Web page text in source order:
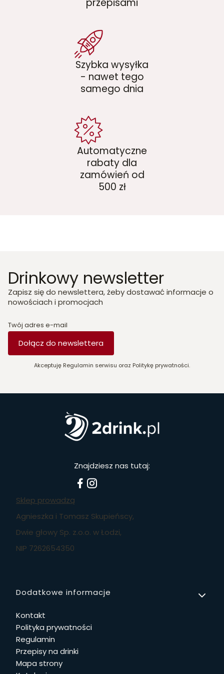
Szybka wysyłka
- nawet tego
samego dnia
Automatyczne
rabaty dla
zamówień od
500 zł
Drinkowy newsletter
Zapisz się do newslettera, żeby dostawać informacje o
nowościach i promocjach
Twój adres e-mail
Dołącz do newslettera
Akceptuję Regulamin serwisu oraz Politykę prywatności.
Znajdziesz nas tutaj:
Sklep prowadzą
Agnieszka i Tomasz Skupieńscy,
Dwie głowy Sp. z.o.o. w Łodzi,
NIP 7262654350
Linki w stopce
Dodatkowe informacje
Kontakt
Polityka prywatności
Regulamin
Przepisy na drinki
Mapa strony